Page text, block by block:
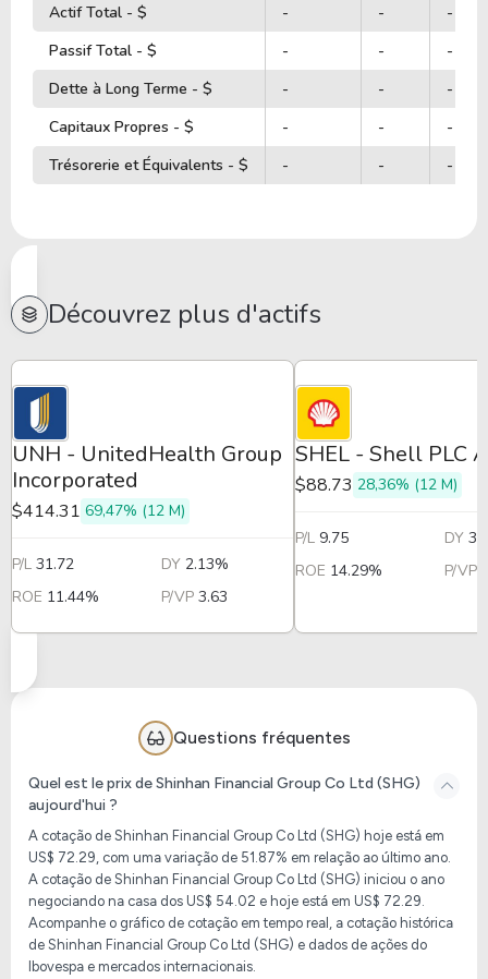
Actif Total - $ - -
-
Passif Total - $
- -
-
Dette à Long Terme - $
- -
-
Capitaux Propres - $
- -
-
Trésorerie et Équivalents - $
- - -
Découvrez plus d'actifs
UNH - UnitedHealth Group
Incorporated
$414.31 69,47% (12 M)
P/L 31.72 DY 2.13%
ROE 11.44% P/VP 3.63
SHEL - Shell PLC
$88.73 28,36% (12 M)
P/L 9.75 DY
ROE 14.29% P/VP
Questions fréquentes
Quel est le prix de Shinhan Financial Group Co Ltd (SHG)
aujourd'hui ?
A cotação de Shinhan Financial Group Co Ltd (SHG) hoje está em
US$ 72.29, com uma variação de 51.87% em relação ao último ano.
A cotação de Shinhan Financial Group Co Ltd (SHG) iniciou o ano
negociando na casa dos US$ 54.02 e hoje está em US$ 72.29.
Acompanhe o gráfico de cotação em tempo real, a cotação histórica
de Shinhan Financial Group Co Ltd (SHG) e dados de ações do
Ibovespa e mercados internacionais.